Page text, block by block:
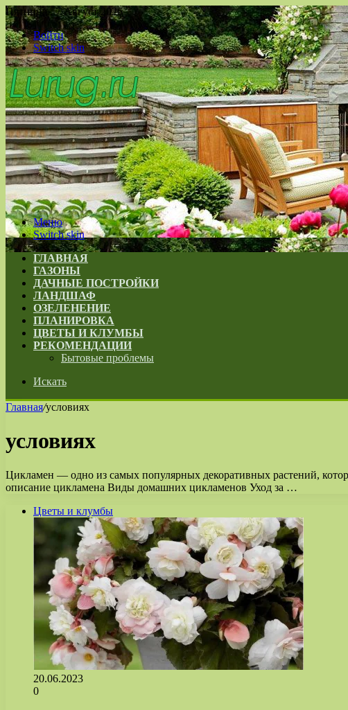
Пятница , 7 Август 2026
Войти
Switch skin
Меню
Switch skin
ГЛАВНАЯ
ГАЗОНЫ
ДАЧНЫЕ ПОСТРОЙКИ
ЛАНДШАФ
ОЗЕЛЕНЕНИЕ
ПЛАНИРОВКА
ЦВЕТЫ И КЛУМБЫ
РЕКОМЕНДАЦИИ
Бытовые проблемы
Искать
Главная/условиях
условиях
Цикламен — одно из самых популярных декоративных растений,
описание цикламена Виды домашних цикламенов Уход за …
Цветы и клумбы
20.06.2023
0